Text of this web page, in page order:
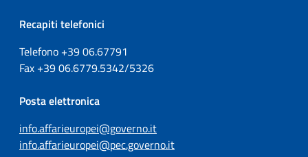
Recapiti telefonici
Telefono +3906.67791
Fax +3906.6779.5342/5326
Posta elettronica
info.affarieuropei@governo.it
info.affarieuropei@pec.governo.it